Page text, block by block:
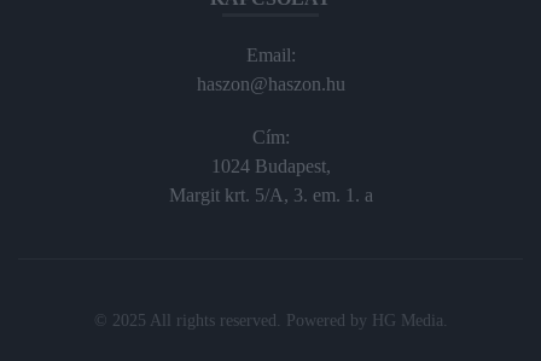
Email:
haszon@haszon.hu
Cím:
1024 Budapest,
Margit krt. 5/A, 3. em. 1. a
© 2025 All rights reserved. Powered by HG Media